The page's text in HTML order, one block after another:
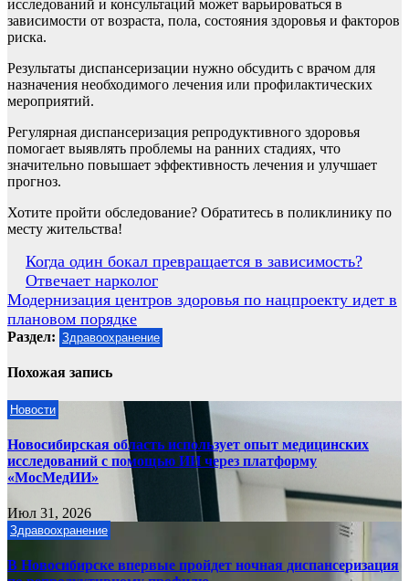
исследований и консультаций может варьироваться в
зависимости от возраста, пола, состояния здоровья и факторов
риска.
Результаты диспансеризации нужно обсудить с врачом для
назначения необходимого лечения или профилактических
мероприятий.
Регулярная диспансеризация репродуктивного здоровья
помогает выявлять проблемы на ранних стадиях, что
значительно повышает эффективность лечения и улучшает
прогноз.
Хотите пройти обследование? Обратитесь в поликлинику по
месту жительства!
Навигация
по
записям
Когда один бокал превращается в зависимость?
Отвечает нарколог
Модернизация центров здоровья по нацпроекту идет в
плановом порядке
Раздел: Здравоохранение
Похожая запись
Новости
Новосибирская область использует опыт медицинских
исследований с помощью ИИ через платформу
«МосМедИИ»
Июл 31, 2026
Здравоохранение
В Новосибирске впервые пройдет ночная диспансеризация